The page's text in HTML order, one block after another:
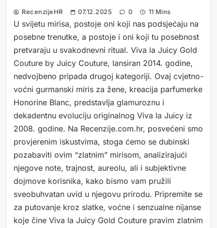
RecenzijeHR 07.12.2025 0 11 Mins
U svijetu mirisa, postoje oni koji nas podsjećaju na
posebne trenutke, a postoje i oni koji tu posebnost
pretvaraju u svakodnevni ritual. Viva la Juicy Gold
Couture by Juicy Couture, lansiran 2014. godine,
nedvojbeno pripada drugoj kategoriji. Ovaj cvjetno-
voćni gurmanski miris za žene, kreacija parfumerke
Honorine Blanc, predstavlja glamuroznu i
dekadentnu evoluciju originalnog Viva la Juicy iz
2008. godine. Na Recenzije.com.hr, posvećeni smo
provjerenim iskustvima, stoga ćemo se dubinski
pozabaviti ovim “zlatnim” mirisom, analizirajući
njegove note, trajnost, aureolu, ali i subjektivne
dojmove korisnika, kako bismo vam pružili
sveobuhvatan uvid u njegovu prirodu. Pripremite se
za putovanje kroz slatke, voćne i senzualne nijanse
koje čine Viva la Juicy Gold Couture pravim zlatnim